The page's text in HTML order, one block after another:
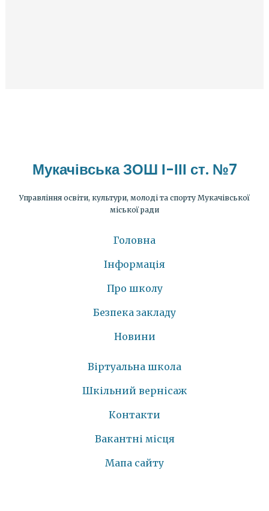
Мукачівська ЗОШ І-ІІІ ст. №7
Управління освіти, культури, молоді та спорту Мукачівської
міської ради
Головна
Інформація
Про школу
Безпека закладу
Новини
Віртуальна школа
Шкільний вернісаж
Контакти
Вакантні місця
Мапа сайту